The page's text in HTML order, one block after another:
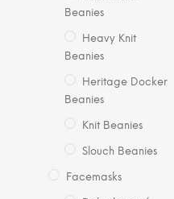
Beanies
Heavy Knit
Beanies
Heritage Docker
Beanies
Knit Beanies
Slouch Beanies
Facemasks